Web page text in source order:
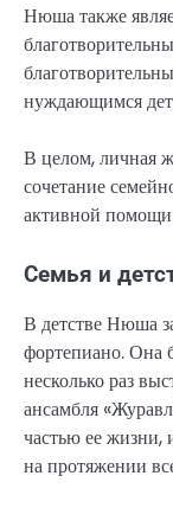
Нюша также
нуждающимся
В целом, личная
сочетание
активной
Семья и
В детстве Нюша
фортепиано. Она
несколько раз
ансамбля
частью ее жизни,
на протяжении